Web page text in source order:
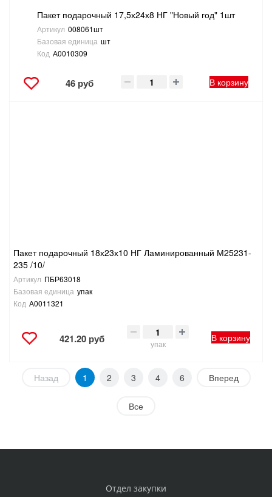
Пакет подарочный 17,5х24х8 НГ "Новый год" 1шт
Артикул 008061шт
Базовая единица шт
Код А0010309
46 руб В корзину
Пакет подарочный 18х23х10 НГ Ламинированный М25231-
235 /10/
Артикул ПБР63018
Базовая единица упак
Код А0011321
421.20 руб упак
В корзину
Назад 1 2 3 4 6 Вперед
Все
Отдел закупки